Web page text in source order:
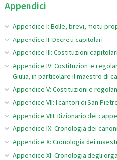
Appendici
Appendice I: Bolle, brevi, motu
Appendice II: Decreti capitolari
Appendice III: Costituzioni capitolari
Appendice IV: Costituzioni e
Giulia, in particolare il maestro di
Appendice V: Costituzioni e
Appendice VII: I cantori di San
Appendice VIII: Dizionario dei
Appendice IX: Cronologia dei
Appendice X: Cronologia dei
Appendice XI: Cronologia degli